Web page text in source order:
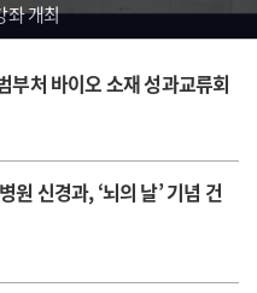
좌 개최
부처 바이오 소재 성과교류회
원 신경과, ‘뇌의 날’ 기념 건